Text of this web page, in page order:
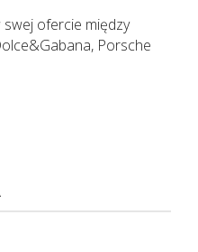
swej ofercie między
Porsche